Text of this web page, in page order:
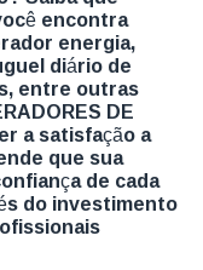
encontra
energia,
diário de
entre outras
DE
a satisfação a
que sua
de cada
do investimento